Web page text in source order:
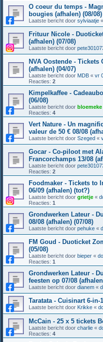
O coeur du temps -
bougies (afhalen) (08/08)
Laatste bericht door sylviaatje «
Frituur Nicole -
(afhalen) (07/08)
Laatste bericht door
NVA Oostende - Tickets
(afhalen) (04/07)
Laatste bericht door MDB « vr
Reacties: 2
Kimpelkaffee -
(06/08)
Laatste bericht door bloemeke
Reacties: 4
Vert Nature - Un
valeur de 50 € 08/08
Laatste bericht door Szeged «
Gocar - Co-piloot met
Francorchamps 13/08
Laatste bericht door
Reacties: 2
Foodmaker - Tickets to
06/09 (afhalen) (tot?)
Laatste bericht door grietje «
Reacties: 1
Grondwerken Lateur -
08/08 (afhalen) (07/08)
Laatste bericht door pehuke «
FM Goud - Duoticket
(05/08)
Laatste bericht door bieper «
Reacties: 1
Grondwerken Lateur -
feesten op 07/08
Laatste bericht door dianem «
Taratata - Cuisinart 6-in-
Laatste bericht door Krikke «
McCain - 25 x 5 tickets
Laatste bericht door charlie «
Reacties: 4